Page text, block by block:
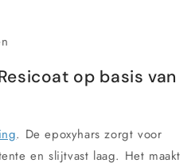
op basis van
. De epoxyhars zorgt voor
en slijtvast laag. Het maakt